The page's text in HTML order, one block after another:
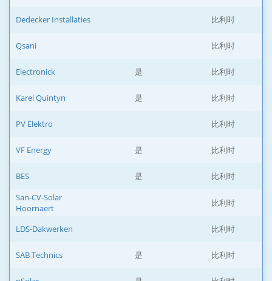
Dedecker Installaties 比利时
Qsani 比利时
Electronick 是 比利时
Karel Quintyn 是 比利时
PV Elektro 比利时
VF Energy 是 比利时
BES 是
比利时
San-CV-Solar
Hoornaert
比利时
LDS-Dakwerken 比利时
SAB Technics 是 比利时